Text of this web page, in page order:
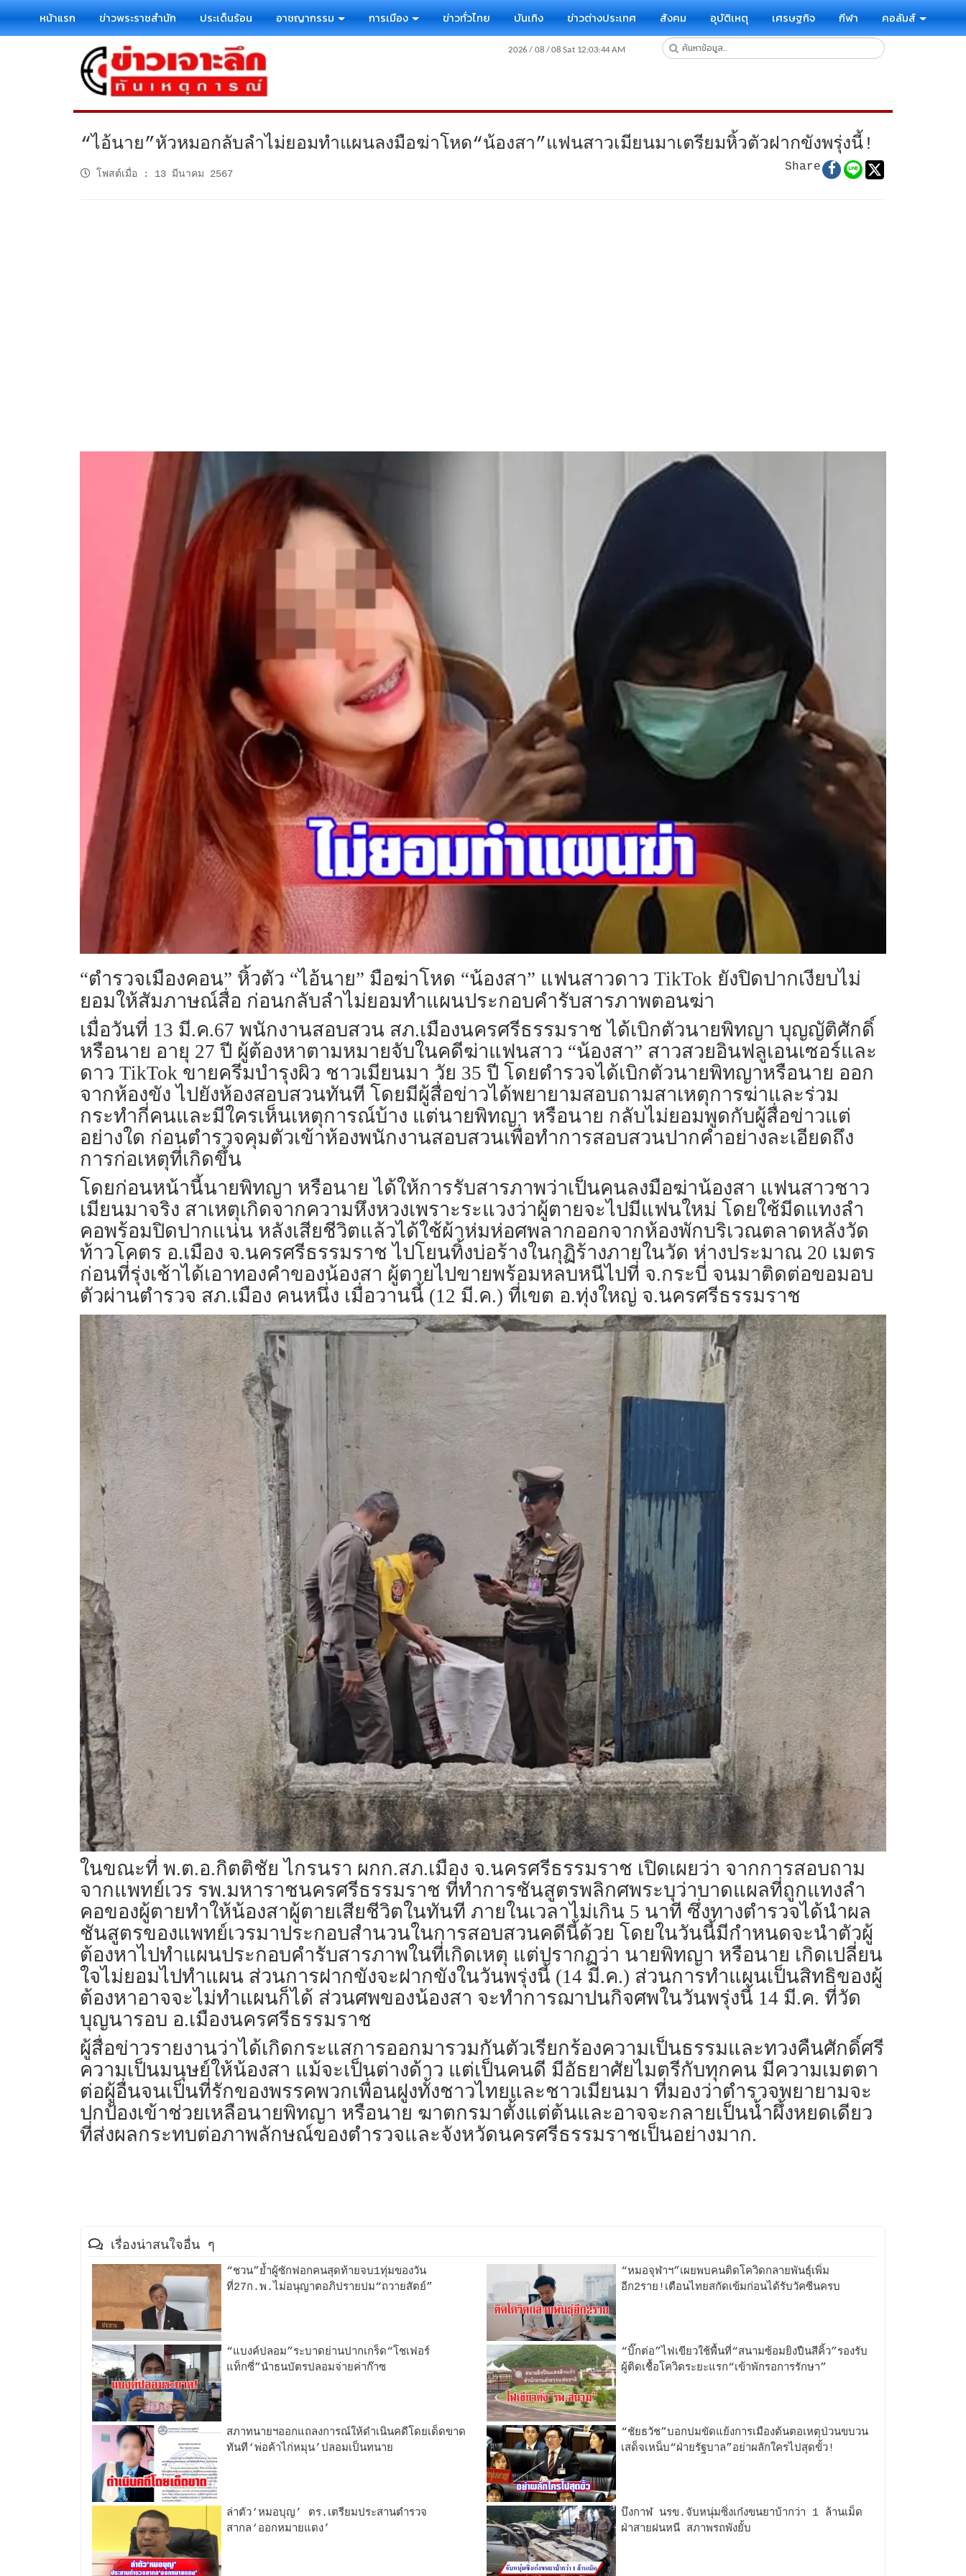
หน้าแรก ข่าวพระราชสำนัก ประเด็นร้อน อาชญากรรม การเมือง ข่าวทั่วไทย บันเทิง ข่าวต่างประเทศ สังคม อุบัติเหตุ เศรษฐกิจ กีฬา คอลัมส์
“ไอ้นาย”หัวหมอกลับลำไม่ยอมทำแผนลงมือฆ่าโหด“น้องสา”แฟนสาวเมียนมาเตรียมหิ้วตัวฝากขังพรุ่งนี้!
โพสต์เมื่อ : 13 มีนาคม 2567
Share
“ตำรวจเมืองคอน” หิ้วตัว “ไอ้นาย” มือฆ่าโหด “น้องสา” แฟนสาวดาว TikTok ยังปิดปากเงียบไม่
ยอมให้สัมภาษณ์สื่อ ก่อนกลับลำไม่ยอมทำแผนประกอบคำรับสารภาพตอนฆ่า
เมื่อวันที่ 13 มี.ค.67 พนักงานสอบสวน สภ.เมืองนครศรีธรรมราช ได้เบิกตัวนายพิทญา บุญญัติศักดิ์
หรือนาย อายุ 27 ปี ผู้ต้องหาตามหมายจับในคดีฆ่าแฟนสาว “น้องสา” สาวสวยอินฟลูเอนเซอร์และ
ดาว TikTok ขายครีมบำรุงผิว ชาวเมียนมา วัย 35 ปี โดยตำรวจได้เบิกตัวนายพิทญาหรือนาย ออก
จากห้องขัง ไปยังห้องสอบสวนทันที โดยมีผู้สื่อข่าวได้พยายามสอบถามสาเหตุการฆ่าและร่วม
กระทำกี่คนและมีใครเห็นเหตุการณ์บ้าง แต่นายพิทญา หรือนาย กลับไม่ยอมพูดกับผู้สื่อข่าวแต่
อย่างใด ก่อนตำรวจคุมตัวเข้าห้องพนักงานสอบสวนเพื่อทำการสอบสวนปากคำอย่างละเอียดถึง
การก่อเหตุที่เกิดขึ้น
โดยก่อนหน้านี้นายพิทญา หรือนาย ได้ให้การรับสารภาพว่าเป็นคนลงมือฆ่าน้องสา แฟนสาวชาว
เมียนมาจริง สาเหตุเกิดจากความหึงหวงเพราะระแวงว่าผู้ตายจะไปมีแฟนใหม่ โดยใช้มีดแทงลำ
คอพร้อมปิดปากแน่น หลังเสียชีวิตแล้วได้ใช้ผ้าห่มห่อศพลากออกจากห้องพักบริเวณตลาดหลังวัด
ท้าวโคตร อ.เมือง จ.นครศรีธรรมราช ไปโยนทิ้งบ่อร้างในกุฏิร้างภายในวัด ห่างประมาณ 20 เมตร
ก่อนที่รุ่งเช้าได้เอาทองคำของน้องสา ผู้ตายไปขายพร้อมหลบหนีไปที่ จ.กระบี่ จนมาติดต่อขอมอบ
ตัวผ่านตำรวจ สภ.เมือง คนหนึ่ง เมื่อวานนี้ (12 มี.ค.) ที่เขต อ.ทุ่งใหญ่ จ.นครศรีธรรมราช
ในขณะที่ พ.ต.อ.กิตติชัย ไกรนรา ผกก.สภ.เมือง จ.นครศรีธรรมราช เปิดเผยว่า จากการสอบถาม
จากแพทย์เวร รพ.มหาราชนครศรีธรรมราช ที่ทำการชันสูตรพลิกศพระบุว่าบาดแผลที่ถูกแทงลำ
คอของผู้ตายทำให้น้องสาผู้ตายเสียชีวิตในทันที ภายในเวลาไม่เกิน 5 นาที ซึ่งทางตำรวจได้นำผล
ชันสูตรของแพทย์เวรมาประกอบสำนวนในการสอบสวนคดีนี้ด้วย โดยในวันนี้มีกำหนดจะนำตัวผู้
ต้องหาไปทำแผนประกอบคำรับสารภาพในที่เกิดเหตุ แต่ปรากฏว่า นายพิทญา หรือนาย เกิดเปลี่ยน
ใจไม่ยอมไปทำแผน ส่วนการฝากขังจะฝากขังในวันพรุ่งนี้ (14 มี.ค.) ส่วนการทำแผนเป็นสิทธิของผู้
ต้องหาอาจจะไม่ทำแผนก็ได้ ส่วนศพของน้องสา จะทำการฌาปนกิจศพในวันพรุ่งนี้ 14 มี.ค. ที่วัด
บุญนารอบ อ.เมืองนครศรีธรรมราช
ผู้สื่อข่าวรายงานว่าได้เกิดกระแสการออกมารวมกันตัวเรียกร้องความเป็นธรรมและทวงคืนศักดิ์ศรี
ความเป็นมนุษย์ให้น้องสา แม้จะเป็นต่างด้าว แต่เป็นคนดี มีอัธยาศัยไมตรีกับทุกคน มีความเมตตา
ต่อผู้อื่นจนเป็นที่รักของพรรคพวกเพื่อนฝูงทั้งชาวไทยและชาวเมียนมา ที่มองว่าตำรวจพยายามจะ
ปกป้องเข้าช่วยเหลือนายพิทญา หรือนาย ฆาตกรมาตั้งแต่ต้นและอาจจะกลายเป็นน้ำผึ้งหยดเดียว
ที่ส่งผลกระทบต่อภาพลักษณ์ของตำรวจและจังหวัดนครศรีธรรมราชเป็นอย่างมาก.
เรื่องน่าสนใจอื่น ๆ
“ชวน”ย้ำผู้ซักฟอกคนสุดท้ายจบ1ทุ่มของวัน
ที่27ก.พ.ไม่อนุญาตอภิปรายปม“ถวายสัตย์”
“หมอจุฬาฯ”เผยพบคนติดโควิดกลายพันธุ์เพิ่ม
อีก2ราย!เตือนไทยสกัดเข้มก่อนได้รับวัคซีนครบ
“แบงค์ปลอม”ระบาดย่านปากเกร็ด“โชเฟอร์
แท็กซี่”นำธนบัตรปลอมจ่ายค่าก๊าซ
“บิ๊กต่อ”ไฟเขียวใช้พื้นที่“สนามซ้อมยิงปืนสีคิ้ว”รองรับ
ผู้ติดเชื้อโควิดระยะแรก“เข้าพักรอการรักษา”
สภาทนายฯออกแถลงการณ์ให้ดำเนินคดีโดยเด็ดขาด
ทันที‘พ่อค้าไก่หมุน’ปลอมเป็นทนาย
“ชัยธวัช”บอกปมขัดแย้งการเมืองต้นตอเหตุป่วนขบวน
เสด็จเหน็บ“ฝ่ายรัฐบาล”อย่าผลักใครไปสุดขั้ว!
ล่าตัว‘หมอบุญ’ ตร.เตรียมประสานตำรวจ
สากล‘ออกหมายแดง’
บึงกาฬ นรข.จับหนุ่มซิ่งเก๋งขนยาบ้ากว่า 1 ล้านเม็ด
ฝ่าสายฝนหนี สภาพรถพังยั้บ